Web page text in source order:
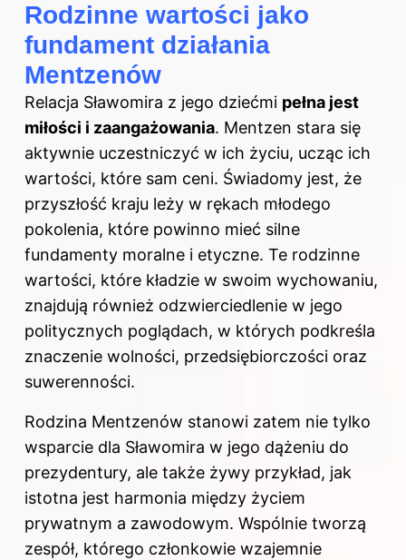
Rodzinne wartości jako
fundament działania
Mentzenów
Relacja Sławomira z jego dziećmi pełna jest
miłości i zaangażowania. Mentzen stara się
aktywnie uczestniczyć w ich życiu, ucząc ich
wartości, które sam ceni. Świadomy jest, że
przyszłość kraju leży w rękach młodego
pokolenia, które powinno mieć silne
fundamenty moralne i etyczne. Te rodzinne
wartości, które kładzie w swoim wychowaniu,
znajdują również odzwierciedlenie w jego
politycznych poglądach, w których podkreśla
znaczenie wolności, przedsiębiorczości oraz
suwerenności.
Rodzina Mentzenów stanowi zatem nie tylko
wsparcie dla Sławomira w jego dążeniu do
prezydentury, ale także żywy przykład, jak
istotna jest harmonia między życiem
prywatnym a zawodowym. Wspólnie tworzą
zespół, którego członkowie wzajemnie